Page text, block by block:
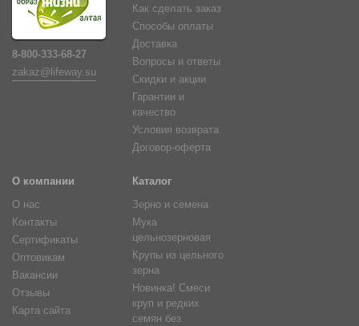
8-800-333-68-27
zakaz@lifeway.su
Как сделать заказ
Способы оплаты
Доставка
Вопросы и ответы
Скидки и акции
Гарантии и
качество
Условия возврата
Договор-оферта
О компании
О нас
Контакты
Сертификаты
Оптовикам
Вакансии
Отзывы
Карта сайта
Каталог
Зерно и семена
Мука
цельнозерновая
Крупы из цельного
зерна
Новинка! Смеси
круп и редких
семян без